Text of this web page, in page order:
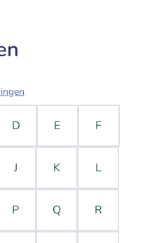
D E F
J K L
P Q R